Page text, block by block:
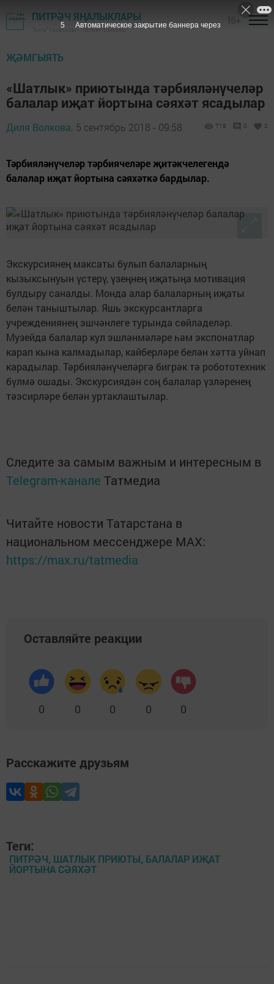
ПИТРӘЧ ЯҢАЛЫКЛАРЫ
"Алга" газетасы - Питрәч районы
ҖӘМГЫЯТЬ
«Шатлык» приютында тәрбияләнүчеләр
балалар иҗат йортына сәяхәт ясадылар
Диля Волкова, 5 сентябрь 2018 - 09:58 718 0 0
Тәрбияләнүчеләр тәрбиячеләре җитәкчелегендә
балалар иҗат йортына сәяхәткә бардылар.
Экскурсиянең максаты булып балаларның
кызыксынуын үстерү, үзеңнең иҗатыңа мотивация
булдыру саналды. Монда алар балаларның иҗаты
белән таныштылар. Яшь экскурсантларга
учреждениянең эшчәнлеге турында сөйләделәр.
Музейда балалар кул эшләнмәләре һәм экспонатлар
карап кына калмадылар, кайберләре белән хәтта уйнап
карадылар. Тәрбияләнүчеләргә бигрәк тә робототехник
бүлмә ошады. Экскурсиядән соң балалар үзләренең
тәэсирләре белән уртаклаштылар.
Следите за самым важным и интересным в
Telegram-канале Татмедиа
Читайте новости Татарстана в
национальном мессенджере MАХ:
https://max.ru/tatmedia
Оставляйте реакции
0 0 0 0 0
Расскажите друзьям
Теги:
ПИТРӘЧ, ШАТЛЫК ПРИЮТЫ, БАЛАЛАР ИҖАТ
ЙОРТЫНА СӘЯХӘТ
4 Автоматическое закрытие баннера через